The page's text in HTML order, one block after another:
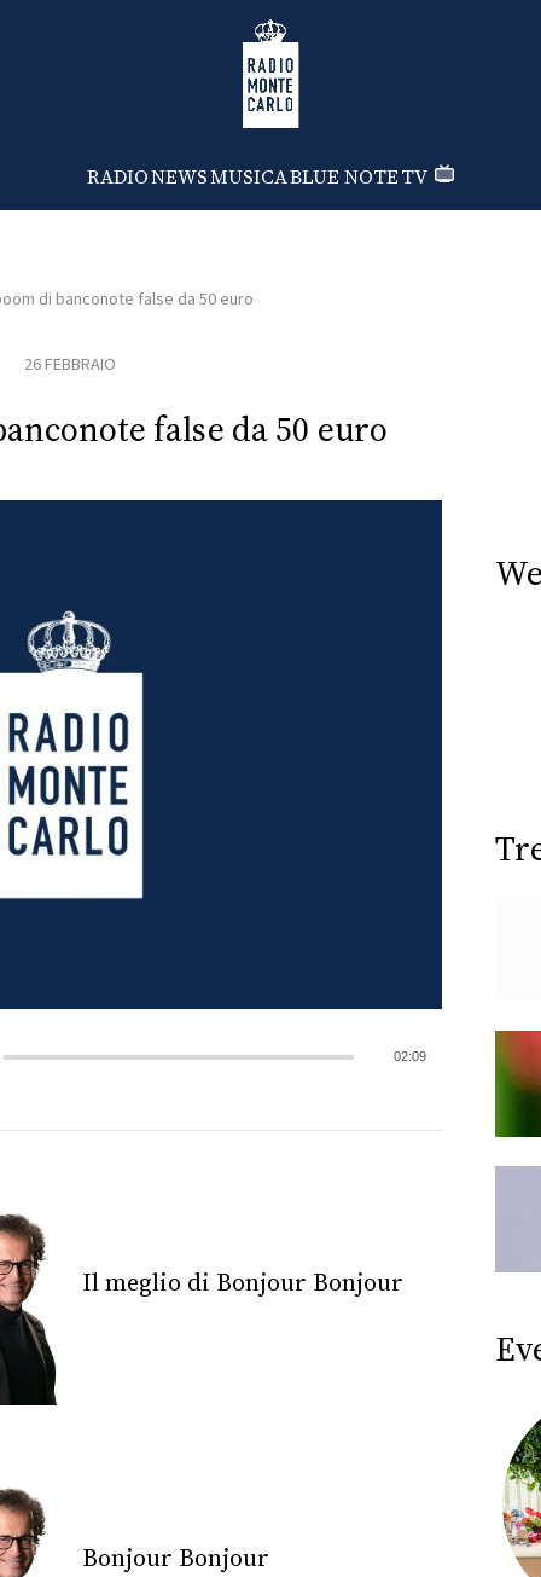
Radio Monte Carlo
RADIONEWSMUSICABLUE NOTETV
di banconote false da 50 euro
26 FEBBRAIO
false da 50 euro
02:09
Il meglio di Bonjour Bonjour
Bonjour Bonjour